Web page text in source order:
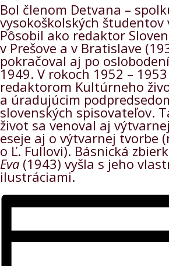
Bol členom Detvana –
vysokoškolských študentov
Pôsobil ako redaktor
v Prešove a v Bratislave
pokračoval aj po
1949. V rokoch 1952 –
redaktorom Kultúrneho
a úradujúcim
slovenských spisovateľov.
život sa venoval aj
eseje aj o výtvarnej tvorbe
o Ľ. Fullovi). Básnická
Eva (1943) vyšla s jeho
ilustráciami.